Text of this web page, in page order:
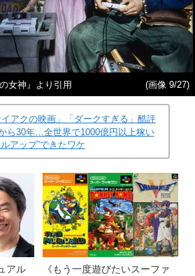
女神』より引用 (画像 9/27)
イアクの映画」「ダークすぎる」酷評
ら30年…全世界で1000億円以上稼い
アップ”できたワケ
アル
《もう一度遊びたいスーファ